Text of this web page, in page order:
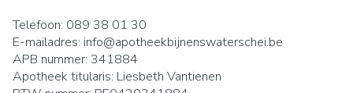
Telefoon: 089 38 01 30
E-mailadres: info@apotheekbijnenswaterschei.be
APB nummer: 341884
Apotheek titularis: Liesbeth Vantienen